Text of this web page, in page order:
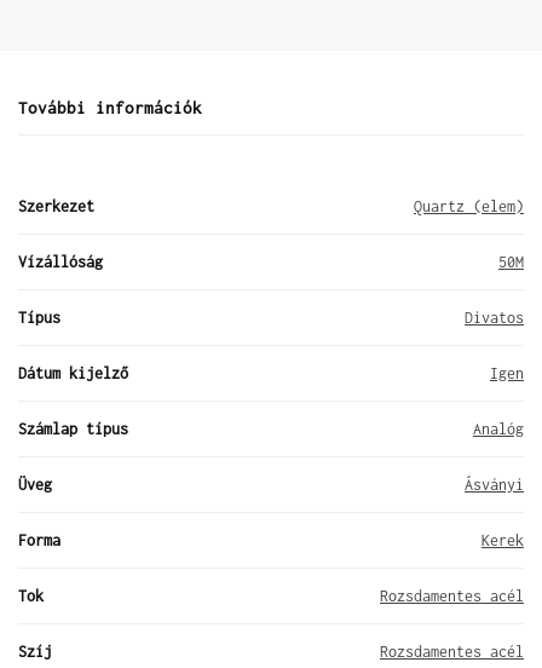
További információk
Szerkezet Quartz (elem)
Vízállóság 50M
Típus Divatos
Dátum kijelző Igen
Számlap típus Analóg
Üveg Ásványi
Forma Kerek
Tok Rozsdamentes acél
Szíj Rozsdamentes acél